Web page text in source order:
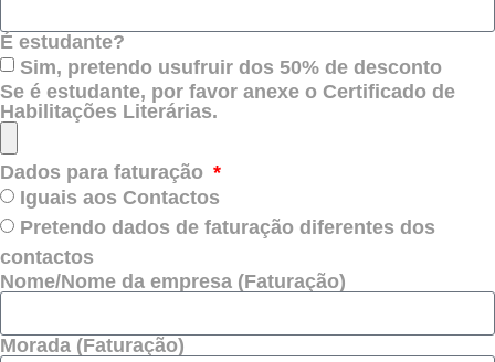
É estudante?
Sim, pretendo usufruir dos 50% de desconto
Se é estudante, por favor anexe o Certificado de
Habilitações Literárias.
Dados para faturação
Iguais aos Contactos
Pretendo dados de faturação diferentes dos
contactos
Nome/Nome da empresa (Faturação)
Morada (Faturação)